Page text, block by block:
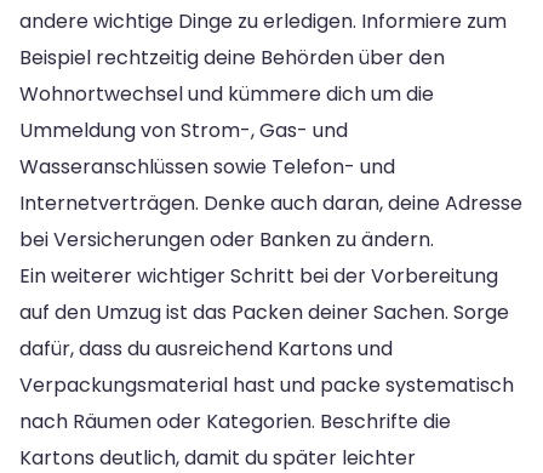
andere wichtige Dinge zu erledigen. Informiere zum
Beispiel rechtzeitig deine Behörden über den
Wohnortwechsel und kümmere dich um die
Ummeldung von Strom-, Gas- und
Wasseranschlüssen sowie Telefon- und
Internetverträgen. Denke auch daran, deine Adresse
bei Versicherungen oder Banken zu ändern.
Ein weiterer wichtiger Schritt bei der Vorbereitung
auf den Umzug ist das Packen deiner Sachen. Sorge
dafür, dass du ausreichend Kartons und
Verpackungsmaterial hast und packe systematisch
nach Räumen oder Kategorien. Beschrifte die
Kartons deutlich, damit du später leichter